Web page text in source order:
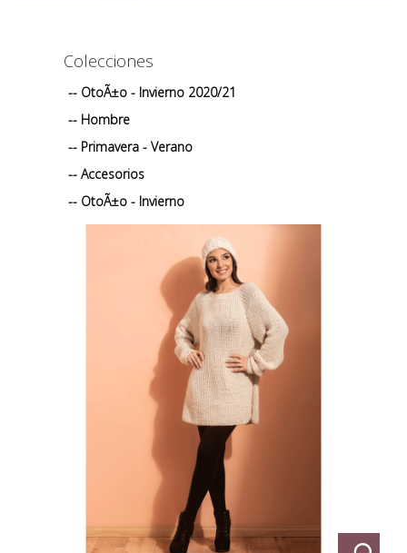
Colecciones
-- OtoÃ±o - Invierno 2020/21
-- Hombre
-- Primavera - Verano
-- Accesorios
-- OtoÃ±o - Invierno